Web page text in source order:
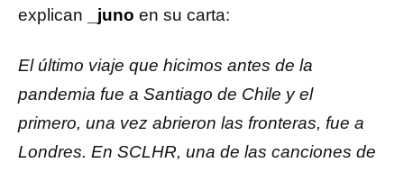
explican
_juno en su carta:
El último viaje que hicimos antes de la
pandemia fue a Santiago de Chile y el
primero, una vez abrieron las fronteras, fue a
Londres. En SCLHR, una de las canciones de